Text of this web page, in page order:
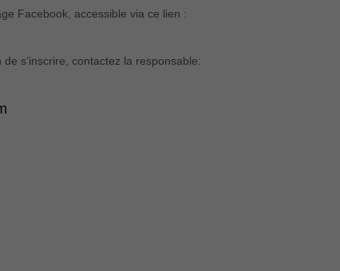
Facebook, accessible via ce lien :
s’inscrire, contactez la responsable: